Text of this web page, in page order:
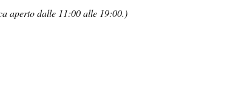
aperto dalle 11:00 alle 19:00.)